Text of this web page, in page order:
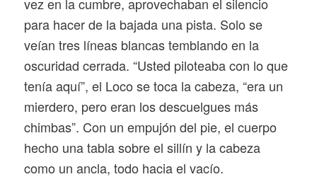
para hacer de la bajada una pista. Solo se
veían tres líneas blancas temblando en la
oscuridad cerrada. “Usted piloteaba con lo que
tenía aquí”, el Loco se toca la cabeza, “era un
mierdero, pero eran los descuelgues más
chimbas”. Con un empujón del pie, el cuerpo
hecho una tabla sobre el sillín y la cabeza
como un ancla, todo hacia el vacío.